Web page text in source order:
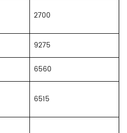
2700
9275
6560
6515